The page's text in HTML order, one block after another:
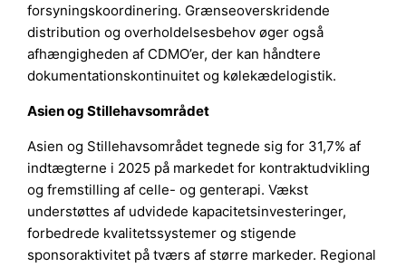
forsyningskoordinering. Grænseoverskridende
distribution og overholdelsesbehov øger også
afhængigheden af CDMO’er, der kan håndtere
dokumentationskontinuitet og kølekædelogistik.
Asien og Stillehavsområdet
Asien og Stillehavsområdet tegnede sig for 31,7% af
indtægterne i 2025 på markedet for kontraktudvikling
og fremstilling af celle- og genterapi. Vækst
understøttes af udvidede kapacitetsinvesteringer,
forbedrede kvalitetssystemer og stigende
sponsoraktivitet på tværs af større markeder. Regional